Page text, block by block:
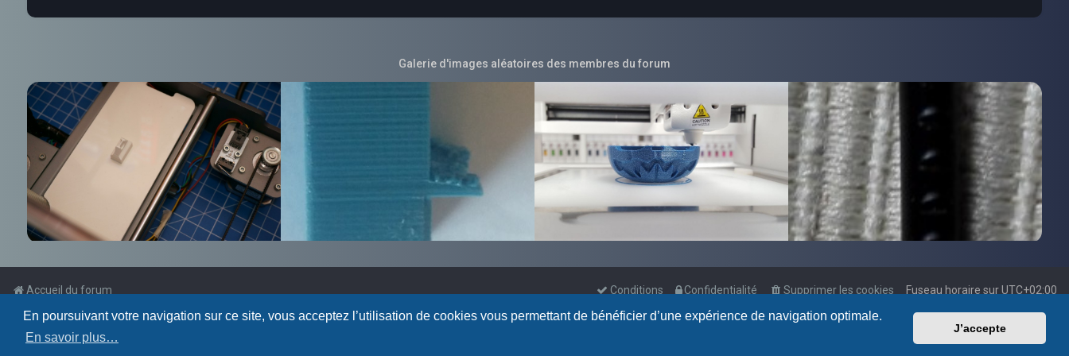
En poursuivant votre navigation sur ce site, vous acceptez l’utilisation de cookies vous permettant de bénéficier d’une expérience de navigation optimale.
En savoir plus…
J’accepte
Galerie d'images aléatoires des membres du forum
Accueil du forum Fuseau horaire surUTC+02:00
Supprimer les cookies
Confidentialité
Conditions
Powered by phpBB
Traduction française officielle